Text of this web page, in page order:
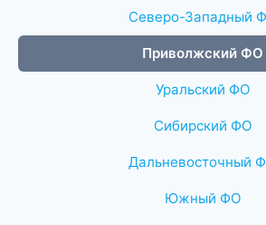
Северо-Западный
Приволжский ФО
Уральский ФО
Сибирский ФО
Дальневосточный
Южный ФО